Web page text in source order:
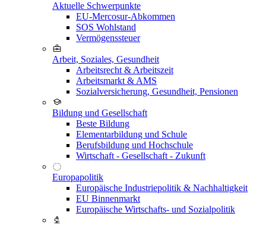
Aktuelle Schwerpunkte
EU-Mercosur-Abkommen
SOS Wohlstand
Vermögenssteuer
Arbeit, Soziales, Gesundheit
Arbeitsrecht & Arbeitszeit
Arbeitsmarkt & AMS
Sozialversicherung, Gesundheit, Pensionen
Bildung und Gesellschaft
Beste Bildung
Elementarbildung und Schule
Berufsbildung und Hochschule
Wirtschaft - Gesellschaft - Zukunft
Europapolitik
Europäische Industriepolitik & Nachhaltigkeit
EU Binnenmarkt
Europäische Wirtschafts- und Sozialpolitik